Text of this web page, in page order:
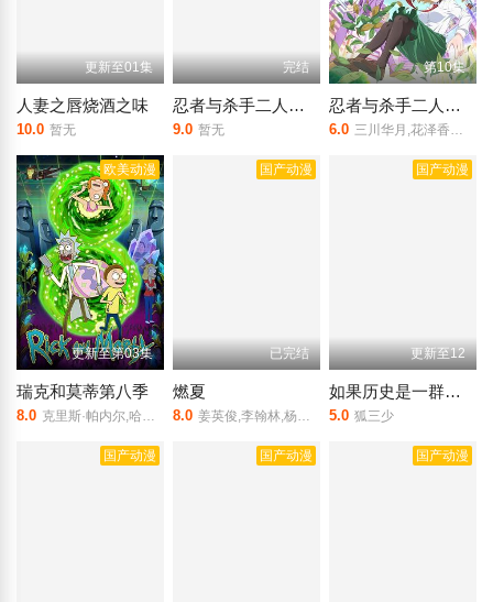
更新至01集
人妻之唇烧酒之味
10.0 暂无
完结
忍者与杀手二人组的日常生活
9.0 暂无
第10集
忍者与杀手二人组的日常生活
6.0 三川华月,花泽香菜,芹泽优,喜多村英梨,大久保瑠美
欧美动漫
更新至第03集
瑞克和莫蒂第八季
8.0 克里斯·帕内尔,哈利·贝尔登,斯宾瑟·格拉默,萨拉·乔克,伊恩·卡多尼
国产动漫
已完结
燃夏
8.0 姜英俊,李翰林,杨昕燃,貔貅肛,王聪,枫茗,魏一凡
国产动漫
更新至12
如果历史是一群喵第10季
5.0 狐三少
国产动漫 国产动漫 国产动漫